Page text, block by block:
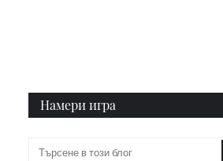
Намери игра